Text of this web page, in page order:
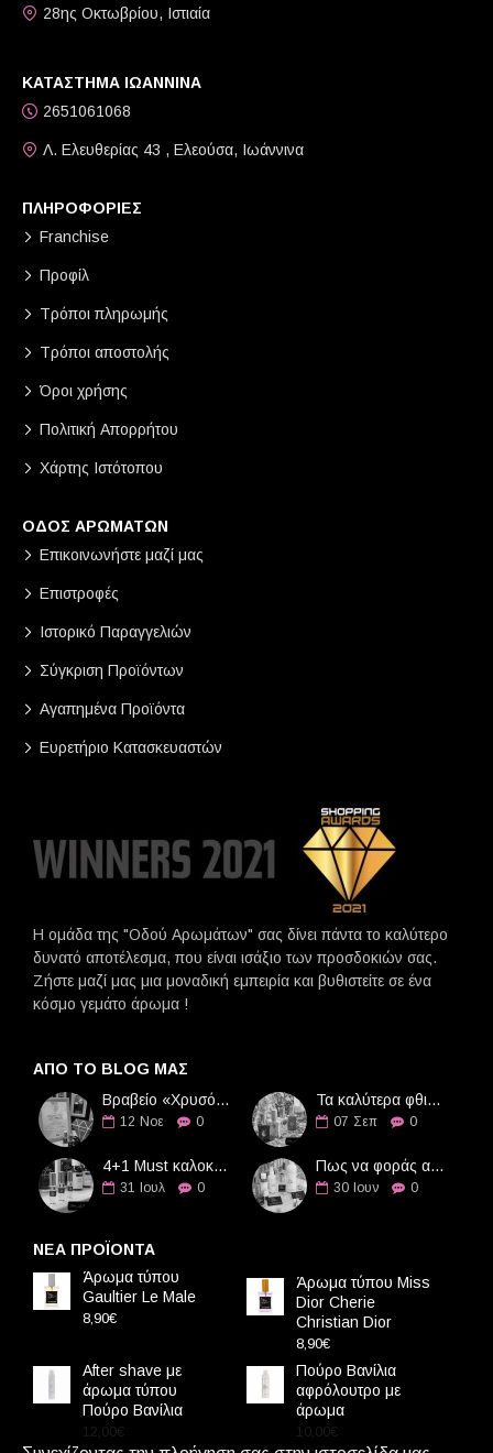
28ης Οκτωβρίου, Ιστιαία
ΚΑΤΑΣΤΗΜΑ ΙΩΑΝΝΙΝΑ
2651061068
Λ. Ελευθερίας 43 , Ελεούσα, Ιωάννινα
ΠΛΗΡΟΦΟΡΙΕΣ
Franchise
Προφίλ
Τρόποι πληρωμής
Τρόποι αποστολής
Όροι χρήσης
Πολιτική Απορρήτου
Χάρτης Ιστότοπου
ΟΔΟΣ ΑΡΩΜΑΤΩΝ
Επικοινωνήστε μαζί μας
Επιστροφές
Ιστορικό Παραγγελιών
Σύγκριση Προϊόντων
Αγαπημένα Προϊόντα
Ευρετήριο Κατασκευαστών
Η ομάδα της "Οδού Αρωμάτων" σας δίνει πάντα το καλύτερο
δυνατό αποτέλεσμα, που είναι ισάξιο των προσδοκιών σας.
Ζήστε μαζί μας μια μοναδική εμπειρία και βυθιστείτε σε ένα
κόσμο γεμάτο άρωμα !
ΑΠΌ ΤΟ BLOG ΜΑΣ
Βραβείο «Χρυσό Διαμάντι» στην Οδό Αρωμάτων
12 Νοε 0
Τα καλύτερα φθινοπωρινά αρώματα
07 Σεπ 0
4+1 Must καλοκαιρινά αρώματα
31 Ιουλ 0
Πως να φοράς αρώματα τους καλοκαιρινούς μήνες
30 Ιουν 0
ΝΕΑ ΠΡΟΪΟΝΤΑ
Άρωμα τύπου
Gaultier Le Male
8,90€
Άρωμα τύπου Miss
Dior Cherie
Christian Dior
8,90€
After shave με
άρωμα τύπου
Πούρο Βανίλια
12,00€
Πούρο Βανίλια
αφρόλουτρο με
άρωμα
10,00€